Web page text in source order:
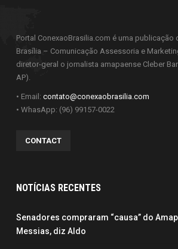
Portal ConexaoBrasilia.com é uma publicação
Brasília – Comunicação Assessoria e
diretor-geral o jornalista amapaense Cleber
AP).
• Email: contato@conexaobrasilia.com
• WhasApp: (96) 99157-0022
CONTACT
NOTÍCIAS RECENTES
Senadores compraram “causa” do
Messias, diz Aldo